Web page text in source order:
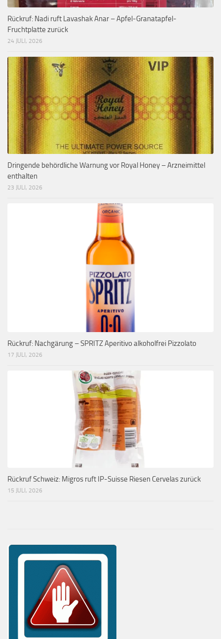
Rückruf: Nadi ruft Lavashak Anar – Apfel-Granatapfel-
Fruchtplatte zurück
24 JULI, 2026
Dringende behördliche Warnung vor Royal Honey – Arzneimittel
enthalten
23 JULI, 2026
Rückruf: Nachgärung – SPRITZ Aperitivo alkoholfrei Pizzolato
17 JULI, 2026
Rückruf Schweiz: Migros ruft IP-Suisse Riesen Cervelas zurück
15 JULI, 2026